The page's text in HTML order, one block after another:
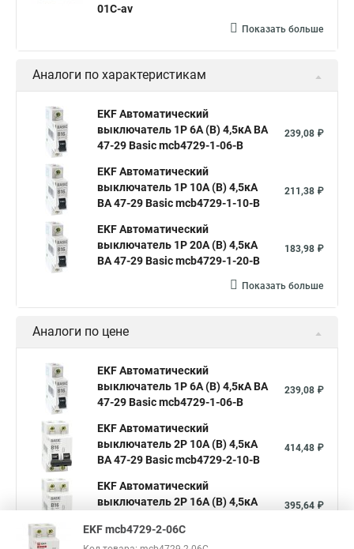
01C-av
Показать больше
Аналоги по характеристикам
EKF Автоматический
выключатель 1P 6А (B) 4,5кА ВА
47-29 Basic mcb4729-1-06-B
239,08 ₽
EKF Автоматический
выключатель 1P 10А (B) 4,5кА
ВА 47-29 Basic mcb4729-1-10-B
211,38 ₽
EKF Автоматический
выключатель 1P 20А (B) 4,5кА
ВА 47-29 Basic mcb4729-1-20-B
183,98 ₽
Показать больше
Аналоги по цене
EKF Автоматический
выключатель 1P 6А (B) 4,5кА ВА
47-29 Basic mcb4729-1-06-B
239,08 ₽
EKF Автоматический
выключатель 2P 10А (B) 4,5кА
ВА 47-29 Basic mcb4729-2-10-B
414,48 ₽
EKF Автоматический
выключатель 2P 16А (B) 4,5кА
395,64 ₽
EKF mcb4729-2-06C